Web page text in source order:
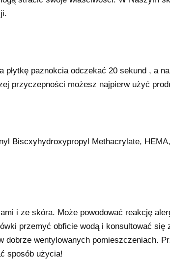
paznokcia odczekać 20 sekund , a
przyczepności możesz najpierw użyć
Biscxyhydroxypropyl Methacrylate,
i ze skóra. Może powodować reakcję
przemyć obficie wodą i konsultować się
dobrze wentylowanych pomieszczeniach.
sposób użycia!